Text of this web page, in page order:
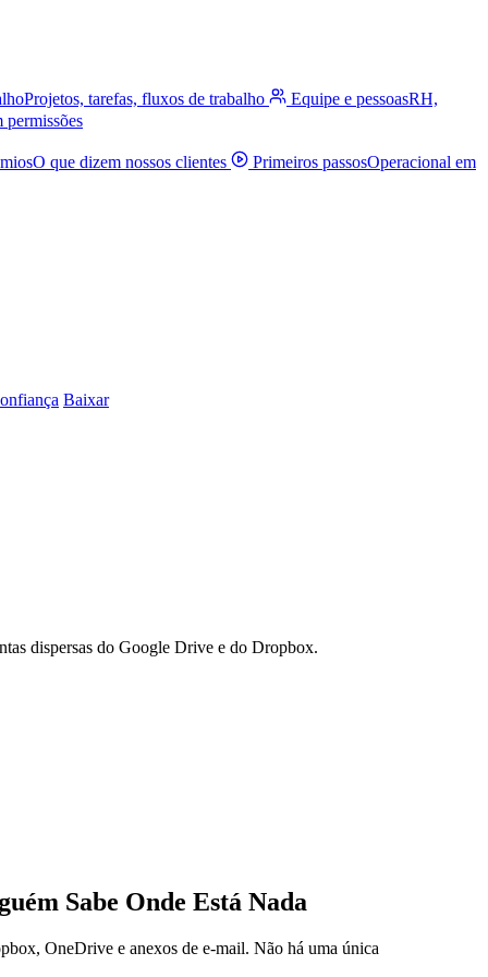
Projetos, tarefas, fluxos de trabalho Equipe e pessoasRH,
permissões
O que dizem nossos clientes Primeiros passosOperacional em
Baixar
dispersas do Google Drive e do Dropbox.
Sabe Onde Está Nada
OneDrive e anexos de e-mail. Não há uma única